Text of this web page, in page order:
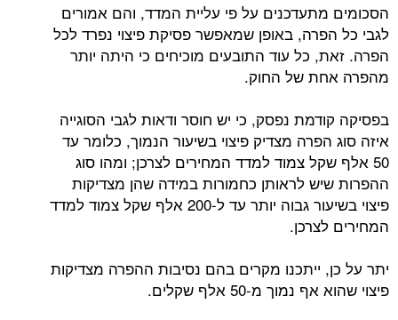
הסכומים מתעדכנים על פי עליית המדד, והם אמורים
לגבי כל הפרה, באופן שמאפשר פסיקת פיצוי נפרד לכל
הפרה. זאת, כל עוד התובעים מוכיחים כי היתה יותר
מהפרה אחת של החוק.
בפסיקה קודמת נפסק, כי יש חוסר ודאות לגבי הסוגייה
איזה סוג הפרה מצדיק פיצוי בשיעור הנמוך, כלומר עד
50 אלף שקל צמוד למדד המחירים לצרכן; ומהו סוג
ההפרות שיש לראותן כחמורות במידה שהן מצדיקות
פיצוי בשיעור גבוה יותר עד ל-200 אלף שקל צמוד למדד
המחירים לצרכן.
יתר על כן, ייתכנו מקרים בהם נסיבות ההפרה מצדיקות
פיצוי שהוא אף נמוך מ-50 אלף שקלים.